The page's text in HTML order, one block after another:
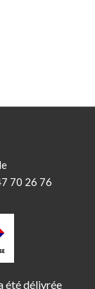
70 26 76
été délivrée